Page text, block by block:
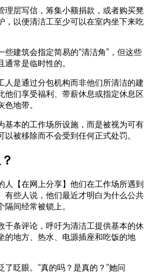
理层写信，筹集小额捐款，或者购买凳
，以便清洁工至少可以在室内坐下来吃
些建筑会指定简易的“清洁角”，但这些
常是临时性的。
人是通过分包机构而非他们所清洁的建
他们享受福利、带薪休息或指定休息区
地带。
基本的工作场所设施，而是被视为可有
被移除而不会受到任何正式处罚。
人 【在网上分享】 他们在工作场所遇到
有些人说，他们最近才明白为什么公共
间经常被锁上。
千条评论，呼吁为清洁工提供基本的休
的地方、热水、电源插座和吃饭的地
了眨眼。“真的吗？是真的？”她问